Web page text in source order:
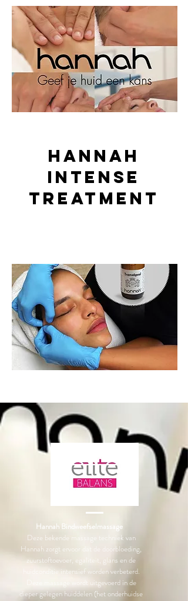
HANNAH
Intense
Treatment
Hannah Bindweefselmassage
Deze bekende massage techniek van
Hannah zorgt ervoor dat de doorbloeding,
zuurstoftoevoer, egaliteit, glans en de
huidconditie intensief worden verbeterd.
Deze massage wordt uitgevoerd in de
dieper gelegenhuiddelen (het onderhuidse